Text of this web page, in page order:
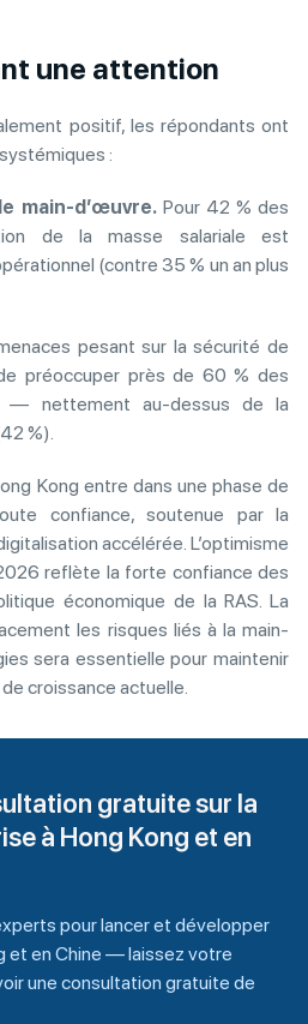
une attention
positif, les répondants ont
:
main-d’œuvre.Pour 42 % des
de la masse salariale est
(contre 35 % un an plus
pesant sur la sécurité de
préoccuper près de 60 % des
— nettement au-dessus de la
%).
Kong entre dans une phase de
confiance, soutenue par la
accélérée. L’optimisme
reflète la forte confiance des
économique de la RAS. La
les risques liés à la main-
sera essentielle pour maintenir
croissance actuelle.
gratuite sur la
à Hong Kong et en
pour lancer et développer
et en Chine — laissez votre
une consultation gratuite de